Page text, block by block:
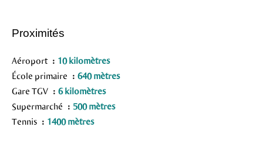
Proximités
Aéroport
10 kilomètres
École primaire
640 mètres
Gare TGV
6 kilomètres
Supermarché
500 mètres
Tennis
1400 mètres